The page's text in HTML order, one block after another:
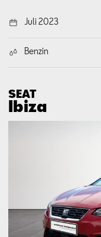
Juli 2023
Benzin
SEAT
Ibiza